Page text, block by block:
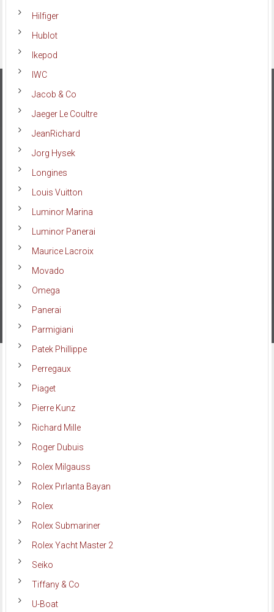
Hilfiger
Hublot
Ikepod
IWC
Jacob & Co
Jaeger Le Coultre
JeanRichard
Jorg Hysek
Longines
Louis Vuitton
Luminor Marina
Luminor Panerai
Maurice Lacroix
Movado
Omega
Panerai
Parmigiani
Patek Phillippe
Perregaux
Piaget
Pierre Kunz
Richard Mille
Roger Dubuis
Rolex Milgauss
Rolex Pırlanta Bayan
Rolex
Rolex Submariner
Rolex Yacht Master 2
Seiko
Tiffany & Co
U-Boat